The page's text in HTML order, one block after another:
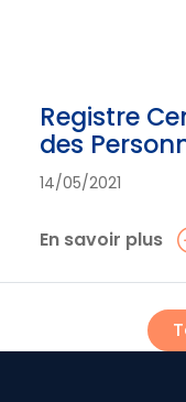
Registre
des
14/05/2021
En savoir plus